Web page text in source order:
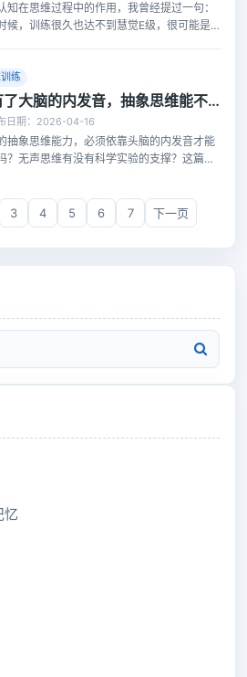
知在思维过程中的作用，我曾经提过一句：
候，训练很久也达不到慧觉E级，很可能是认
认知方面。认知的改变，往往就是“一念天，
”。
练
没有了大脑的内发音，抽象思维能不能进行？
日期：2026-04-16
抽象思维能力，必须依靠头脑的内发音才能
？无声思维有没有科学实验的支撑？这篇文
3 4 5 6 7 下一页
忆